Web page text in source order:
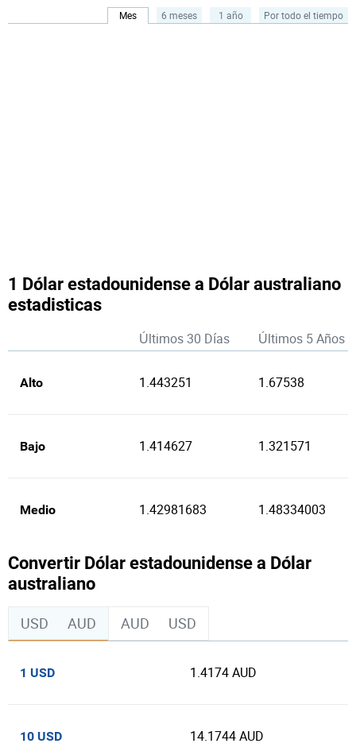
Mes 6 meses 1 año Por todo el tiempo
1 Dólar estadounidense a Dólar australiano
estadisticas
Últimos 30 Días Últimos 5 Años
Alto 1.443251 1.67538
Bajo 1.414627 1.321571
Medio 1.42981683 1.48334003
Convertir Dólar estadounidense a Dólar
australiano
USD AUD AUD USD
1 USD 1.4174 AUD
10 USD 14.1744 AUD